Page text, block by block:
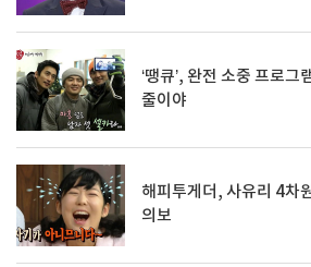
‘땡큐’, 완전 소중 프로그
줄이야
해피투게더, 사유리 4차
의보